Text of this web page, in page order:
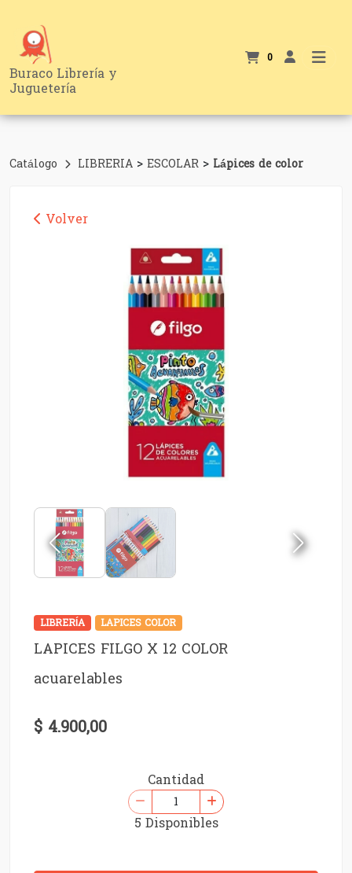
Buraco Librería y
Juguetería
0
Catálogo LIBRERIA > ESCOLAR > Lápices de color
Volver
LIBRERÍA LAPICES COLOR
LAPICES FILGO X 12 COLOR
acuarelables
$ 4.900,00
Cantidad
5 Disponibles